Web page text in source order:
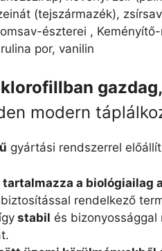
(tejszármazék),
észterei ,
por, vanilin
klorofillban
modern
gyártási rendszerrel
a biológiailag
rendelkező
így stabil és